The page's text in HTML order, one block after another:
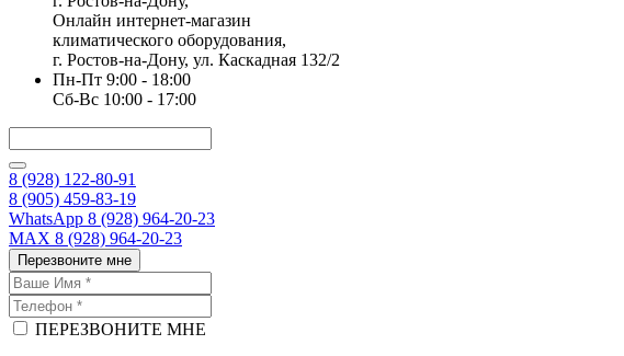
Онлайн интернет-магазин
климатического оборудования,
г. Ростов-на-Дону, ул. Каскадная 132/2
Пн-Пт 9:00 - 18:00
Сб-Вс 10:00 - 17:00
8 (928) 122-80-91
8 (905) 459-83-19
WhatsApp 8 (928) 964-20-23
MAX 8 (928) 964-20-23
Перезвоните мне
ПЕРЕЗВОНИТЕ МНЕ